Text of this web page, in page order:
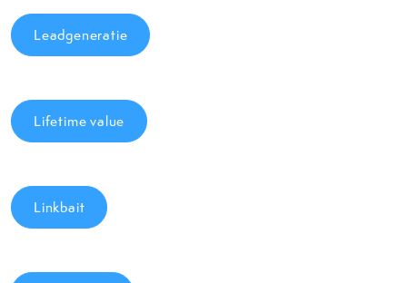
Leadgeneratie
Lifetime value
Linkbait